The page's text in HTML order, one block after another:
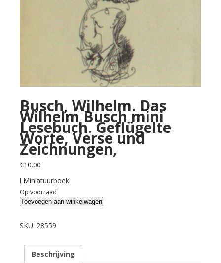
Busch, Wilhelm. Das
Wilhelm Busch mini
Lesebuch. Geflügelte
Worte, Verse und
Zeichnungen,
€10.00
l Miniatuurboek.
Op voorraad
Busch,
Das
Busch
mini
Toevoegen aan winkelwagen
SKU: 28559
Beschrijving